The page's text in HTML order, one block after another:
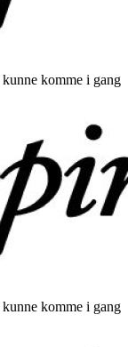
komme i gang
komme i gang